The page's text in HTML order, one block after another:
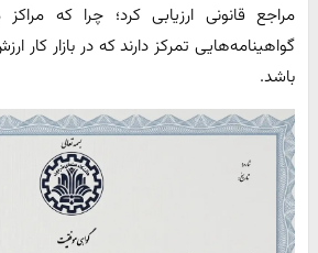
مراجع قانونی ارزیابی کرد؛ چرا که مراکز
گواهینامه‌هایی تمرکز دارند که در بازار کار
باشد.